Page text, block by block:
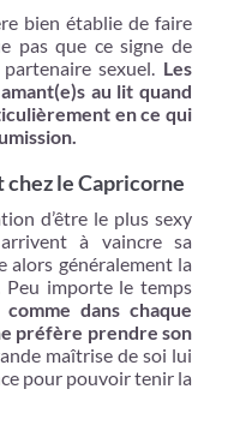
bien établie de faire
pas que ce signe de
sexuel. Les
au lit quand
en ce qui
chez le Capricorne
d’être le plus sexy
à vaincre sa
alors généralement la
Peu importe le temps
dans chaque
préfère prendre son
maîtrise de soi lui
pour pouvoir tenir la